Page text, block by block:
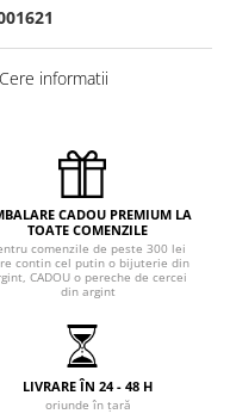
informatii
CADOU PREMIUM LA
TOATE COMENZILE
comenzile de peste 300 lei
contin cel putin o bijuterie din
CADOU o pereche de cercei
din argint
LIVRARE ÎN 24 - 48 H
oriunde în țară